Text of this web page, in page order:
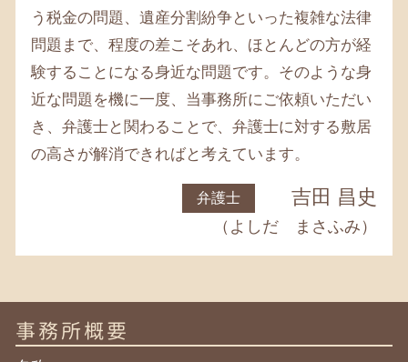
う税金の問題、遺産分割紛争といった複雑な法律
問題まで、程度の差こそあれ、ほとんどの方が経
験することになる身近な問題です。そのような身
近な問題を機に一度、当事務所にご依頼いただい
き、弁護士と関わることで、弁護士に対する敷居
の高さが解消できればと考えています。
弁護士 吉田 昌史
（よしだ まさふみ）
事務所概要